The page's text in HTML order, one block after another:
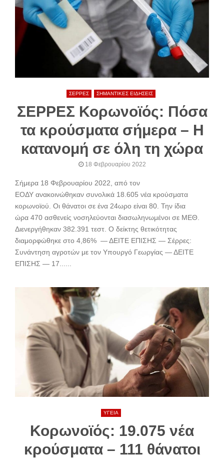
ΣΕΡΡΕΣ ΣΗΜΑΝΤΙΚΕΣ ΕΙΔΗΣΕΙΣ
ΣΕΡΡΕΣ Κορωνοϊός: Πόσα
τα κρούσματα σήμερα – Η
κατανομή σε όλη τη χώρα
18 Φεβρουαρίου 2022
Σήμερα 18 Φεβρουαρίου 2022, από τον
ΕΟΔΥ ανακοινώθηκαν συνολικά 18.605 νέα κρούσματα
κορωνοϊού. Oι θάνατοι σε ένα 24ωρο είναι 80. Την ίδια
ώρα 470 ασθενείς νοσηλεύονται διασωληνωμένοι σε ΜΕΘ.
Διενεργήθηκαν 382.391 τεστ. Ο δείκτης θετικότητας
διαμορφώθηκε στο 4,86% — ΔΕΙΤΕ ΕΠΙΣΗΣ — Σέρρες:
Συνάντηση αγροτών με τον Υπουργό Γεωργίας — ΔΕΙΤΕ
ΕΠΙΣΗΣ — 17......
ΥΓΕΙΑ
Κορωνοϊός: 19.075 νέα
κρούσματα – 111 θάνατοι